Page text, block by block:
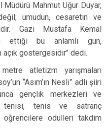
Mahmut Uğur Duyar,
umudun, cesaretin ve
Gazi Mustafa Kemal
ettiği bu anlamlı gün,
göstergesidir" dedi.
atletizm yarışmaları
“Asım’ın Nesli” adlı şiiri
gençlik merkezleri ve
tenisi, tenis ve satranç
öğrencilere ödülleri takdim